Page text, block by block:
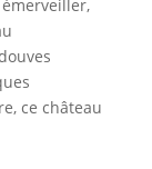
ce château